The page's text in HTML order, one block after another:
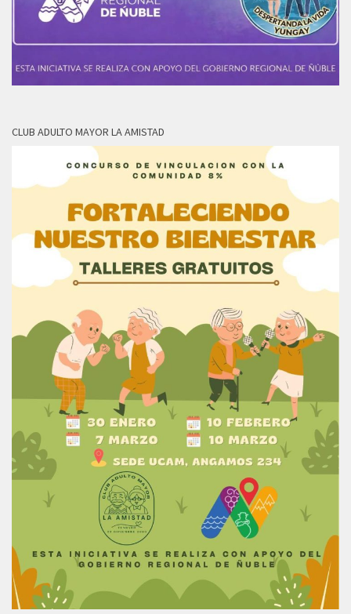
CLUB ADULTO MAYOR LA AMISTAD